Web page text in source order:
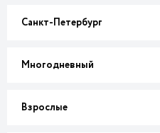
Санкт-Петербург
Многодневный
Взрослые